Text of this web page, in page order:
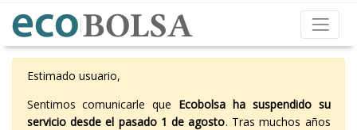
Estimado usuario,
Sentimos comunicarle que Ecobolsa ha suspendido su
servicio desde el pasado 1 de agosto. Tras muchos años